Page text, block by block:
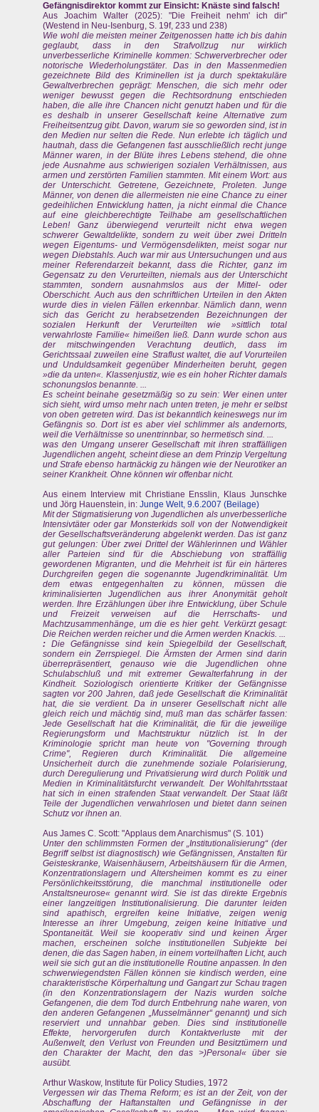
Gefängnisdirektor kommt zur Einsicht: Knäste sind falsch!
Aus Joachim Walter (2025): "Die Freiheit nehm' ich dir"
(Westend in Neu-Isenburg, S. 19f, 233 und 238)
Wie wohl die meisten meiner Zeitgenossen hatte ich bis dahin
geglaubt, dass in den Strafvollzug nur wirklich
unverbesserliche Kriminelle kommen: Schwerverbrecher oder
notorische Wiederholungstäter. Das in den Massenmedien
gezeichnete Bild des Kriminellen ist ja durch spektakuläre
Gewaltverbrechen geprägt: Menschen, die sich mehr oder
weniger bewusst gegen die Rechtsordnung entschieden
haben, die alle ihre Chancen nicht genutzt haben und für die
es deshalb in unserer Gesellschaft keine Alternative zum
Freiheitsentzug gibt. Davon, warum sie so geworden sind, ist in
den Medien nur selten die Rede. Nun erlebte ich täglich und
hautnah, dass die Gefangenen fast ausschließlich recht junge
Männer waren, in der Blüte ihres Lebens stehend, die ohne
jede Ausnahme aus schwierigen sozialen Verhältnissen, aus
armen und zerstörten Familien stammten. Mit einem Wort: aus
der Unterschicht. Getretene, Gezeichnete, Proleten. Junge
Männer, von denen die allermeisten nie eine Chance zu einer
gedeihlichen Entwicklung hatten, ja nicht einmal die Chance
auf eine gleichberechtigte Teilhabe am gesellschaftlichen
Leben! Ganz überwiegend verurteilt nicht etwa wegen
schwerer Gewaltdelikte, sondern zu weit über zwei Dritteln
wegen Eigentums- und Vermögensdelikten, meist sogar nur
wegen Diebstahls. Auch war mir aus Untersuchungen und aus
meiner Referendarzeit bekannt, dass die Richter, ganz im
Gegensatz zu den Verurteilten, niemals aus der Unterschicht
stammten, sondern ausnahmslos aus der Mittel- oder
Oberschicht. Auch aus den schriftlichen Urteilen in den Akten
wurde dies in vielen Fällen erkennbar. Nämlich dann, wenn
sich das Gericht zu herabsetzenden Bezeichnungen der
sozialen Herkunft der Verurteilten wie »sittlich total
verwahrloste Familie« himeißen ließ. Dann wurde schon aus
der mitschwingenden Verachtung deutlich, dass im
Gerichtssaal zuweilen eine Straflust waltet, die auf Vorurteilen
und Unduldsamkeit gegenüber Minderheiten beruht, gegen
»die da unten«. Klassenjustiz, wie es ein hoher Richter damals
schonungslos benannte. ...
Es scheint beinahe gesetzmäßig so zu sein: Wer einen unter
sich sieht, wird umso mehr nach unten treten, je mehr er selbst
von oben getreten wird. Das ist bekanntlich keineswegs nur im
Gefängnis so. Dort ist es aber viel schlimmer als andernorts,
weil die Verhältnisse so unentrinnbar, so hermetisch sind. ...
was den Umgang unserer Gesellschaft mit ihren straffälligen
Jugendlichen angeht, scheint diese an dem Prinzip Vergeltung
und Strafe ebenso hartnäckig zu hängen wie der Neurotiker an
seiner Krankheit. Ohne können wir offenbar nicht.
Aus einem Interview mit Christiane Ensslin, Klaus Junschke
und Jörg Hauenstein, in: Junge Welt, 9.6.2007 (Beilage)
Mit der Stigmatisierung von Jugendlichen als unverbesserliche
Intensivtäter oder gar Monsterkids soll von der Notwendigkeit
der Gesellschaftsveränderung abgelenkt werden. Das ist ganz
gut gelungen: Über zwei Drittel der Wählerinnen und Wähler
aller Parteien sind für die Abschiebung von straffällig
gewordenen Migranten, und die Mehrheit ist für ein härteres
Durchgreifen gegen die sogenannte Jugendkriminalität. Um
dem etwas entgegenhalten zu können, müssen die
kriminalisierten Jugendlichen aus ihrer Anonymität geholt
werden. Ihre Erzählungen über ihre Entwicklung, über Schule
und Freizeit verweisen auf die Herrschafts- und
Machtzusammenhänge, um die es hier geht. Verkürzt gesagt:
Die Reichen werden reicher und die Armen werden Knackis. ...
: Die Gefängnisse sind kein Spiegelbild der Gesellschaft,
sondern ein Zerrspiegel. Die Ärmsten der Armen sind darin
überrepräsentiert, genauso wie die Jugendlichen ohne
Schulabschluß und mit extremer Gewalterfahrung in der
Kindheit. Soziologisch orientierte Kritiker der Gefängnisse
sagten vor 200 Jahren, daß jede Gesellschaft die Kriminalität
hat, die sie verdient. Da in unserer Gesellschaft nicht alle
gleich reich und mächtig sind, muß man das schärfer fassen:
Jede Gesellschaft hat die Kriminalität, die für die jeweilige
Regierungsform und Machtstruktur nützlich ist. In der
Kriminologie spricht man heute von "Governing through
Crime", Regieren durch Kriminalität. Die allgemeine
Unsicherheit durch die zunehmende soziale Polarisierung,
durch Deregulierung und Privatisierung wird durch Politik und
Medien in Kriminalitätsfurcht verwandelt. Der Wohlfahrtsstaat
hat sich in einen strafenden Staat verwandelt. Der Staat läßt
Teile der Jugendlichen verwahrlosen und bietet dann seinen
Schutz vor ihnen an.
Aus James C. Scott: "Applaus dem Anarchismus" (S. 101)
Unter den schlimmsten Formen der „Institutionalisierung“ (der
Begriff selbst ist diagnostisch) wie Gefängnissen, Anstalten für
Geisteskranke, Waisenhäusern, Arbeitshäusern für die Armen,
Konzentrationslagern und Altersheimen kommt es zu einer
Persönlichkeitsstörung, die manchmal institutionelle oder
Anstaltsneurose« genannt wird. Sie ist das direkte Ergebnis
einer langzeitigen Institutionalisierung. Die darunter leiden
sind apathisch, ergreifen keine Initiative, zeigen wenig
Interesse an ihrer Umgebung, zeigen keine Initiative und
Spontaneität. Weil sie kooperativ sind und keinen Ärger
machen, erscheinen solche institutionellen Subjekte bei
denen, die das Sagen haben, in einem vorteilhaften Licht, auch
weil sie sich gut an die institutionelle Routine anpassen. In den
schwerwiegendsten Fällen können sie kindisch werden, eine
charakteristische Körperhaltung und Gangart zur Schau tragen
(in den Konzentrationslagern der Nazis wurden solche
Gefangenen, die dem Tod durch Entbehrung nahe waren, von
den anderen Gefangenen „Musselmänner“ genannt) und sich
reserviert und unnahbar geben. Dies sind institutionelle
Effekte, hervorgerufen durch Kontaktverluste mit der
Außenwelt, den Verlust von Freunden und Besitztümern und
den Charakter der Macht, den das >)Personal« über sie
ausübt.
Arthur Waskow, Institute für Policy Studies, 1972
Vergessen wir das Thema Reform; es ist an der Zeit, von der
Abschaffung der Haftanstalten und Gefängnisse in der